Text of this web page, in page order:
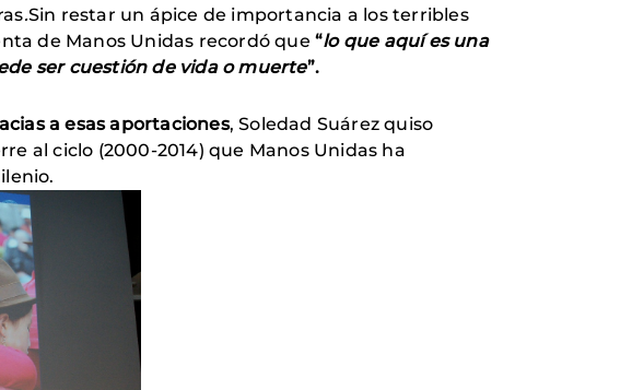
.Sin restar un ápice de importancia a los terribles
de Manos Unidas recordó que“lo que aquí es una
ser cuestión de vida o muerte”.
a esas aportaciones, Soledad Suárez quiso
al ciclo (2000-2014) que Manos Unidas ha